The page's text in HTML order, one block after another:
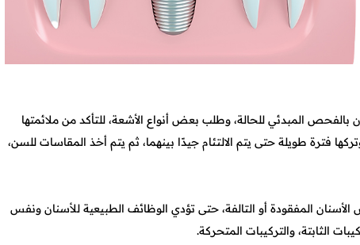
بالفحص المبدئي للحالة، وطلب بعض أنواع الأشعة، للتأكد من ملائمتها
فترة طويلة حتى يتم الالتئام جيدًا بينهما، ثم يتم أخذ المقاسات للسن،
المفقودة أو التالفة، حتى تؤدي الوظائف الطبيعية للأسنان ونفس
الثابتة، والتركيبات المتحركة.